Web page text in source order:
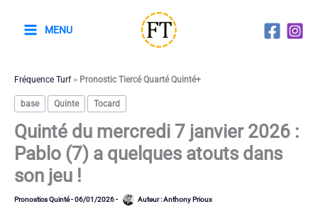
MENU
Fréquence Turf> Pronostic Tiercé Quarté Quinté+
base Quinte Tocard
Quinté du mercredi 7 janvier 2026 :
Pablo (7) a quelques atouts dans
son jeu !
Pronostics Quinté-06/01/2026- Auteur :Anthony Prioux